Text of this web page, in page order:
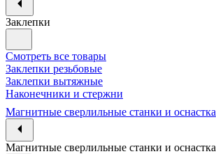
Заклепки
Смотреть все товары
Заклепки резьбовые
Заклепки вытяжные
Наконечники и стержни
Магнитные сверлильные станки и оснастка
Магнитные сверлильные станки и оснастка